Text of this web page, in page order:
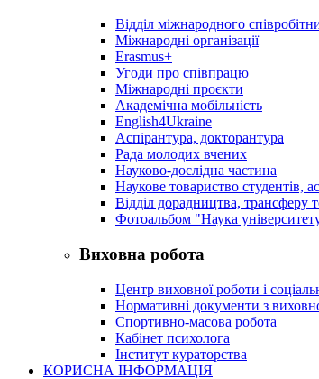
Відділ міжнародного
Міжнародні організації
Erasmus+
Угоди про співпрацю
Міжнародні проєкти
Академічна мобільність
English4Ukraine
Аспірантура, докторантура
Рада молодих вчених
Науково-дослідна частина
Наукове товариство студентів,
Відділ дорадництва, трансферу
Фотоальбом "Наука
Виховна робота
Центр виховної роботи і
Нормативні документи з
Спортивно-масова робота
Кабінет психолога
Інститут кураторства
КОРИСНА ІНФОРМАЦІЯ